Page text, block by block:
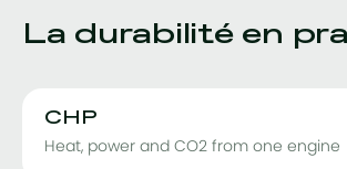
La durabilité en
CHP
Heat, power and CO2 from one engine